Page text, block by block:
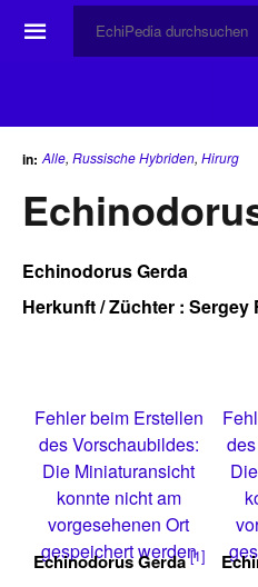
☰
in: Alle, Russische Hybriden, Hirurg
Echinodorus Gerda
Herkunft / Züchter :
Fehler beim Erstellen
des Vorschaubildes:
Die Miniaturansicht
konnte nicht am
vorgesehenen Ort
gespeichert werden
Echinodorus Gerda [1]